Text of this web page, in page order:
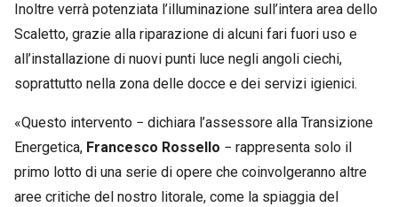
Inoltre verrà potenziata l’illuminazione sull’intera area dello
Scaletto, grazie alla riparazione di alcuni fari fuori uso e
all’installazione di nuovi punti luce negli angoli ciechi,
soprattutto nella zona delle docce e dei servizi igienici.
«Questo intervento − dichiara l’assessore alla Transizione
Energetica, Francesco Rossello − rappresenta solo il
primo lotto di una serie di opere che coinvolgeranno altre
aree critiche del nostro litorale, come la spiaggia del